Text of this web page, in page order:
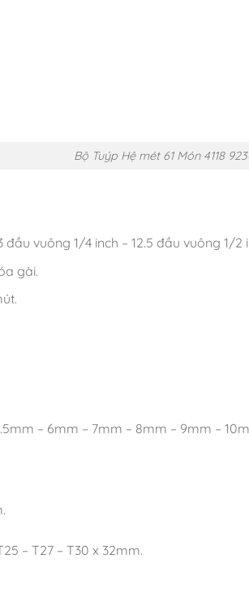
Bộ Tuýp Hệ mét 61 Món 4118
vuông 1/4 inch – 12.5 đầu vuông 1/2
gài.
– 6mm – 7mm – 8mm – 9mm –
– T27 – T30 x 32mm.